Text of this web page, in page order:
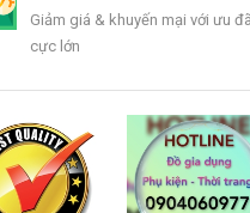
Giảm giá & khuyến mại với ưu
cực lớn